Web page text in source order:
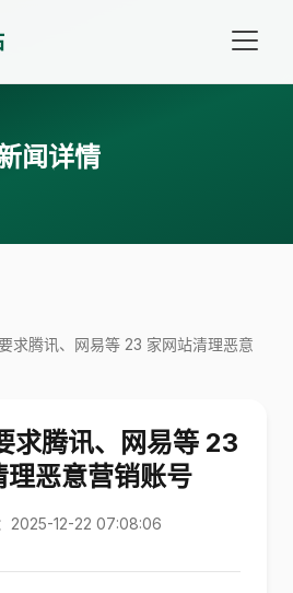
闻详情
求腾讯、网易等 23 家网站清理恶意
求腾讯、网易等 23
理恶意营销账号
2025-12-22 07:08:06